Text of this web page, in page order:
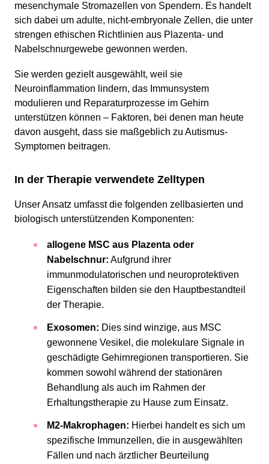
mesenchymale Stromazellen von Spendern. Es handelt
sich dabei um adulte, nicht-embryonale Zellen, die unter
strengen ethischen Richtlinien aus Plazenta- und
Nabelschnurgewebe gewonnen werden.
Sie werden gezielt ausgewählt, weil sie
Neuroinflammation lindern, das Immunsystem
modulieren und Reparaturprozesse im Gehirn
unterstützen können – Faktoren, bei denen man heute
davon ausgeht, dass sie maßgeblich zu Autismus-
Symptomen beitragen.
In der Therapie verwendete Zelltypen
Unser Ansatz umfasst die folgenden zellbasierten und
biologisch unterstützenden Komponenten:
allogene MSC aus Plazenta oder
Nabelschnur: Aufgrund ihrer
immunmodulatorischen und neuroprotektiven
Eigenschaften bilden sie den Hauptbestandteil
der Therapie.
Exosomen: Dies sind winzige, aus MSC
gewonnene Vesikel, die molekulare Signale in
geschädigte Gehirnregionen transportieren. Sie
kommen sowohl während der stationären
Behandlung als auch im Rahmen der
Erhaltungstherapie zu Hause zum Einsatz.
M2-Makrophagen: Hierbei handelt es sich um
spezifische Immunzellen, die in ausgewählten
Fällen und nach ärztlicher Beurteilung